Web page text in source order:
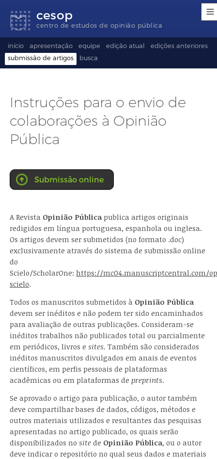
acessibilidade
para
conteúdo
para
rodapé
idioma
(Language
selection)
cesop
centro de estudos de opinião pública
início apresentação equipe edição atual
edições anteriores
submissão de artigos
busca
Instruções para o envio de
colaborações à Opinião
Pública
Submissão online
A Revista Opinião Pública publica artigos originais
redigidos em língua portuguesa, espanhola ou inglesa.
Os artigos devem ser submetidos (no formato .doc)
exclusivamente através do sistema de submissão online
do
Scielo/ScholarOne: https://mc04.manuscriptcentral.com/
scielo.
Todos os manuscritos submetidos à Opinião Pública
devem ser inéditos e não podem ter sido encaminhados
para avaliação de outras publicações. Consideram-se
inéditos trabalhos não publicados total ou parcialmente
em periódicos, livros e sites. Também são considerados
inéditos manuscritos divulgados em anais de eventos
científicos, em perfis pessoais de plataformas
acadêmicas ou em plataformas de preprints.
Se aprovado o artigo para publicação, o autor também
deve compartilhar bases de dados, códigos, métodos e
outros materiais utilizados e resultantes das pesquisas
apresentadas no artigo publicado, os quais serão
disponibilizados no site de Opinião Pública, ou o autor
deve indicar o repositório no qual seus dados e materiais